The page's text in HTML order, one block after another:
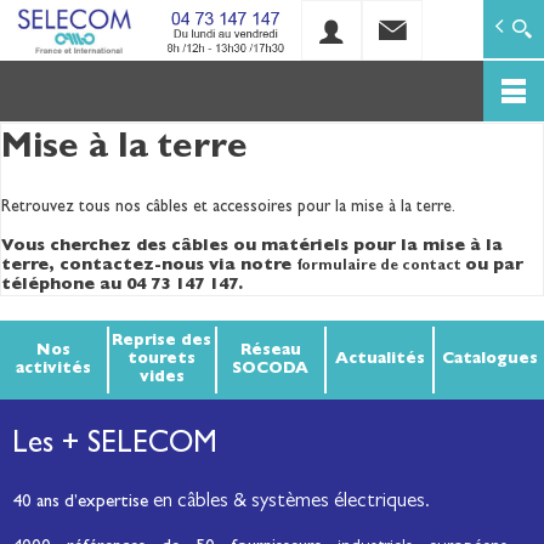
Aller
au
SELECOM
Matériels de réseaux électriques basse tension et
Mise à la terre
Retrouvez tous nos câbles et accessoires pour la mise à la terre.
Vous cherchez des câbles ou matériels pour la mise à la
terre, contactez-nous via notre formulaire de contact ou par
téléphone au 04 73 147 147.
Nos
activités
Reprise des
tourets
vides
Réseau
SOCODA
Actualités Catalogues
Les + SELECOM
40 ans d’expertise en câbles & systèmes électriques.